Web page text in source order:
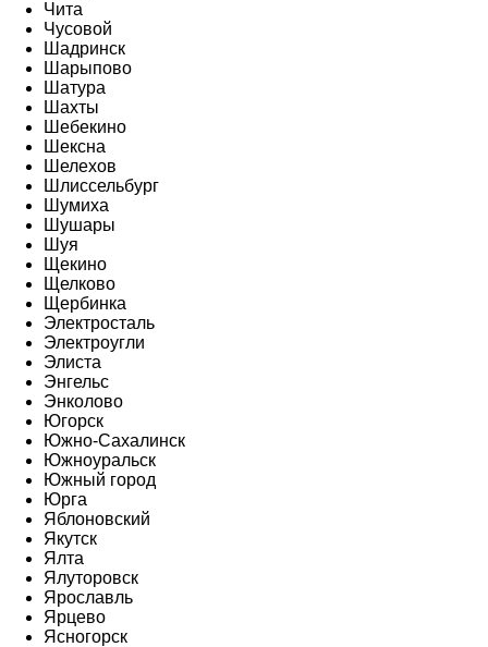
Чита
Чусовой
Шадринск
Шарыпово
Шатура
Шахты
Шебекино
Шексна
Шелехов
Шлиссельбург
Шумиха
Шушары
Шуя
Щекино
Щелково
Щербинка
Электросталь
Электроугли
Элиста
Энгельс
Энколово
Югорск
Южно-Сахалинск
Южноуральск
Южный город
Юрга
Яблоновский
Якутск
Ялта
Ялуторовск
Ярославль
Ярцево
Ясногорск